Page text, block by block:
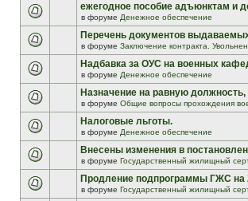
ежегодное пособие адъюнктам и
в форуме Денежное обеспечение
Перечень документов
в форуме Заключение контракта.
Надбавка за ОУС на военных
в форуме Денежное обеспечение
Назначение на равную
в форуме Общие вопросы прохождения
Налоговые льготы.
в форуме Денежное обеспечение
Внесены изменения в
в форуме Государственный жилищный
Продление подпрограммы ГЖС на
в форуме Государственный жилищный